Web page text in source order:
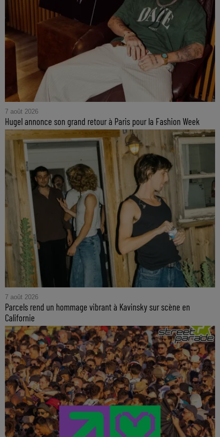
7 août 2026
Hugel annonce son grand retour à Paris pour la Fashion Week
7 août 2026
Parcels rend un hommage vibrant à Kavinsky sur scène en
Californie